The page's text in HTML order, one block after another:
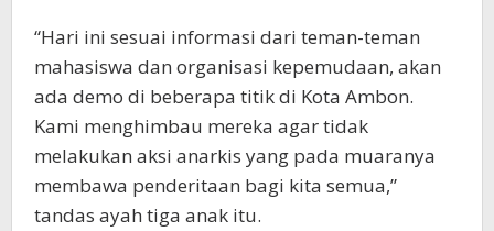
“Hari ini sesuai informasi dari teman-teman
mahasiswa dan organisasi kepemudaan, akan
ada demo di beberapa titik di Kota Ambon.
Kami menghimbau mereka agar tidak
melakukan aksi anarkis yang pada muaranya
membawa penderitaan bagi kita semua,”
tandas ayah tiga anak itu.